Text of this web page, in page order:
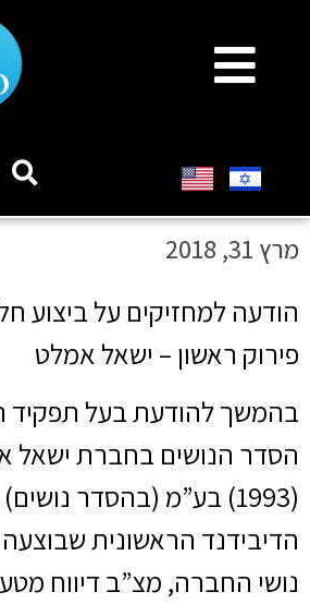
מרץ 31, 2018
הודעה למחזיקים על ביצוע
פירוק ראשון – ישאל אמלט
בהמשך להודעת בעל תפקיד
הסדר הנושים בחברת ישאל
(1993) בע”מ (בהסדר
הדיבידנד הראשונית שבוצעה
נושי החברה, מצ”ב דיווח